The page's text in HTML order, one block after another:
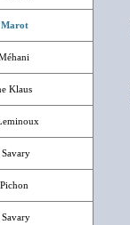
Klaus
Savary
Savary